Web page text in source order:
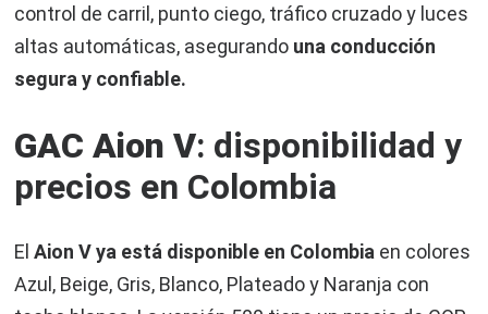
control de carril, punto ciego, tráfico cruzado y luces
altas automáticas, asegurando una conducción
segura y confiable.
GAC Aion V: disponibilidad y
precios en Colombia
ElAion V ya está disponible en Colombia en colores
Azul, Beige, Gris, Blanco, Plateado y Naranja con